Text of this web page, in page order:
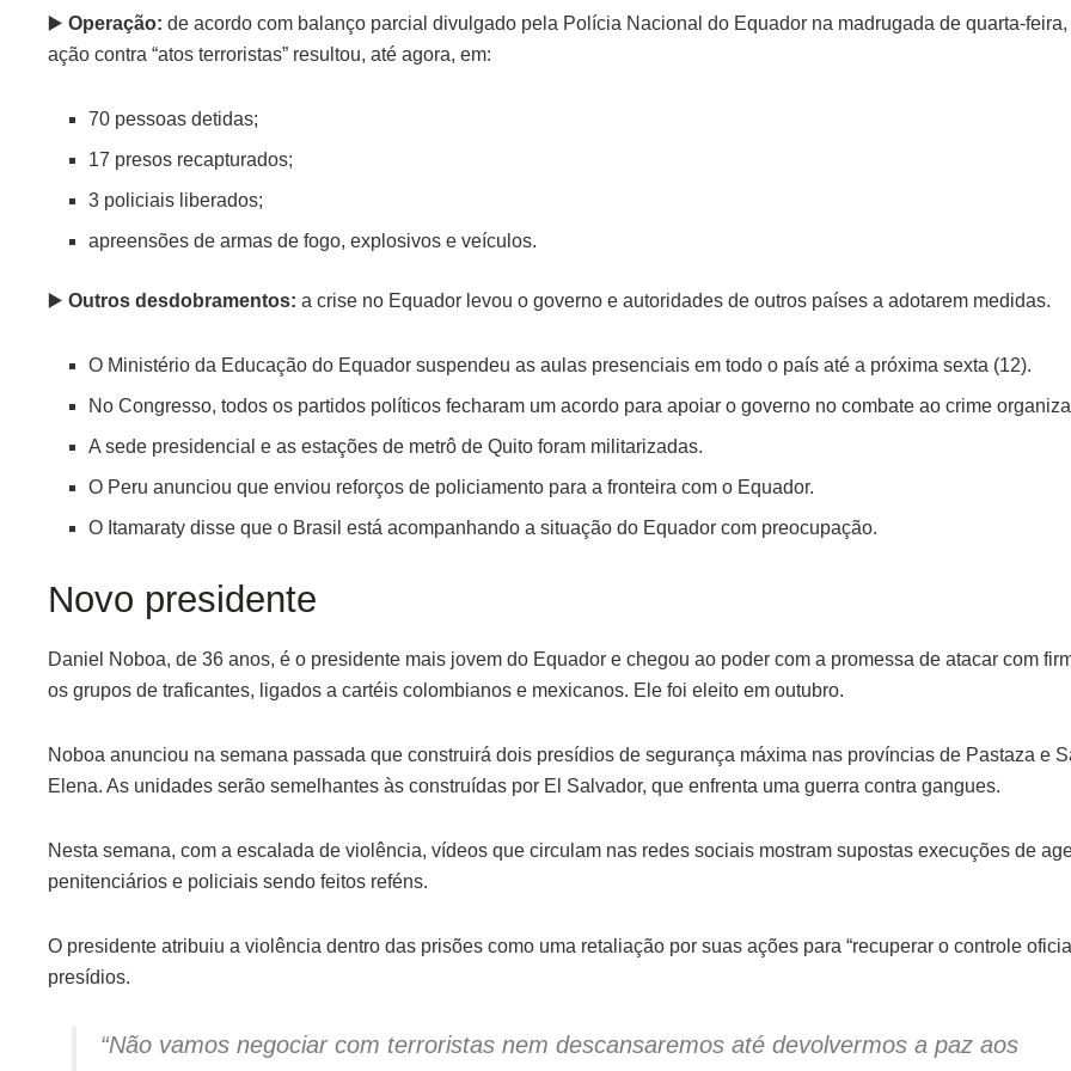
▶️ Operação: de acordo com balanço parcial divulgado pela Polícia Nacional do Equador na madrugada de quarta-feira,
ação contra “atos terroristas” resultou, até agora, em:
70 pessoas detidas;
17 presos recapturados;
3 policiais liberados;
apreensões de armas de fogo, explosivos e veículos.
▶️ Outros desdobramentos: a crise no Equador levou o governo e autoridades de outros países a adotarem medidas.
O Ministério da Educação do Equador suspendeu as aulas presenciais em todo o país até a próxima sexta (12).
No Congresso, todos os partidos políticos fecharam um acordo para apoiar o governo no combate ao crime
A sede presidencial e as estações de metrô de Quito foram militarizadas.
O Peru anunciou que enviou reforços de policiamento para a fronteira com o Equador.
O Itamaraty disse que o Brasil está acompanhando a situação do Equador com preocupação.
Novo presidente
Daniel Noboa, de 36 anos, é o presidente mais jovem do Equador e chegou ao poder com a promessa de atacar com
os grupos de traficantes, ligados a cartéis colombianos e mexicanos. Ele foi eleito em outubro.
Noboa anunciou na semana passada que construirá dois presídios de segurança máxima nas províncias de Pastaza e
Elena. As unidades serão semelhantes às construídas por El Salvador, que enfrenta uma guerra contra gangues.
Nesta semana, com a escalada de violência, vídeos que circulam nas redes sociais mostram supostas execuções de
penitenciários e policiais sendo feitos reféns.
O presidente atribuiu a violência dentro das prisões como uma retaliação por suas ações para “recuperar o controle
presídios.
“Não vamos negociar com terroristas nem descansaremos até devolvermos a paz aos